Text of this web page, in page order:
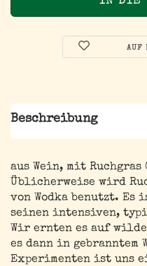
AUF
Beschreibung
aus Wein, mit
Üblicherweise wird
von Wodka benutzt. Es
seinen intensiven,
Wir ernten es auf
es dann in gebranntem
Experimenten ist uns